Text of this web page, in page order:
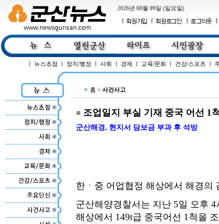
2026년 08월 09일 (일요일)
뉴스초점 정치/행정 사회 경제 교육/문화 건강/스포츠
홈 > 사건사고
조업일지 부실 기재 중국 어선 1
군산해경, 현지서 담보금 부과 후 석방
한ㆍ중 어업협정 해상에서 해경의
군산해양경찰서는 지난 5일 오후
해상에서 149t급 중국어선 1척을